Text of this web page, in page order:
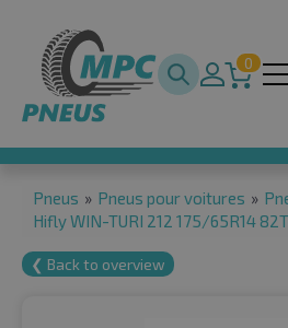
0
Pneus » Pneus pour voitures »
Hifly WIN-TURI 212 175/65R14 82T
❮ Back to overview